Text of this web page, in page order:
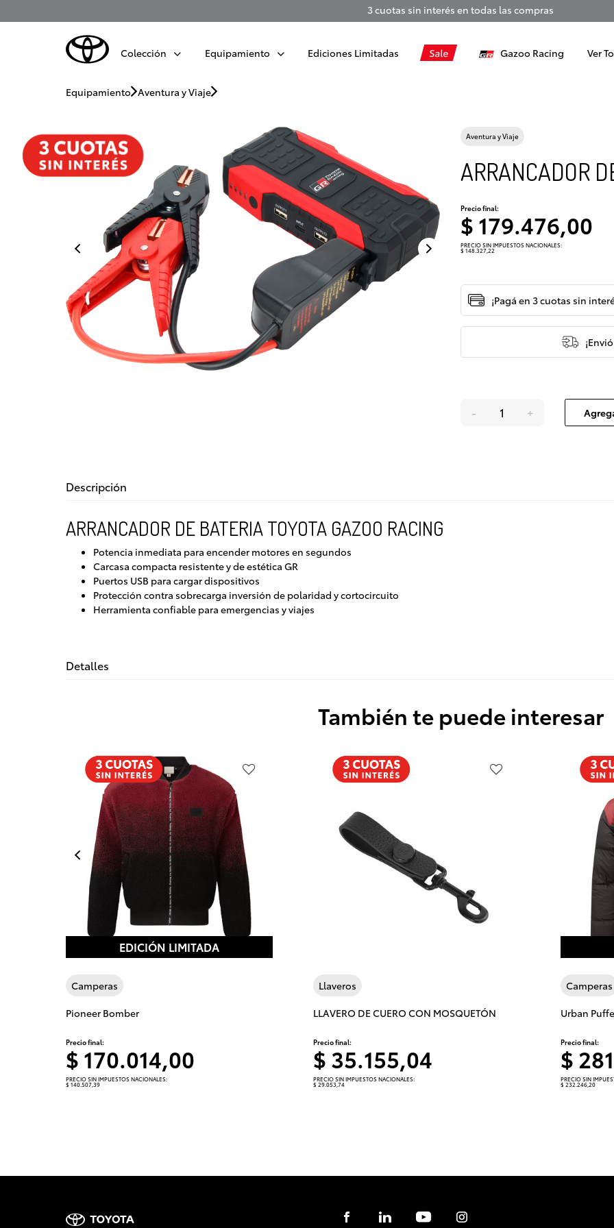
3 cuotas sin interés en todas las compras
Colección Equipamiento Ediciones Limitadas Sale Gazoo Racing Ver
Equipamiento Aventura y Viaje
Aventura y Viaje
ARRANCADOR
Precio final:
$ 179.476,00
PRECIO SIN IMPUESTOS NACIONALES:
$ 148.327,22
- +
¡Pagá en 3 cuotas sin
Descripción
ARRANCADOR DE BATERIA TOYOTA GAZOO RACING
Potencia inmediata para encender motores en segundos
Carcasa compacta resistente y de estética GR
Puertos USB para cargar dispositivos
Protección contra sobrecarga inversión de polaridad y cortocircuito
Herramienta confiable para emergencias y viajes
Detalles
También te puede interesar
EDICIÓN LIMITADA
Camperas
Pioneer Bomber
Precio final:
$ 170.014,00
PRECIO SIN IMPUESTOS NACIONALES:
$ 140.507,39
Llaveros
LLAVERO DE CUERO CON MOSQUETÓN
Precio final:
$ 35.155,04
PRECIO SIN IMPUESTOS NACIONALES:
$ 29.053,74
Camperas
Urban
Precio final:
$
PRECIO SIN
$ 232.246,20
Previous